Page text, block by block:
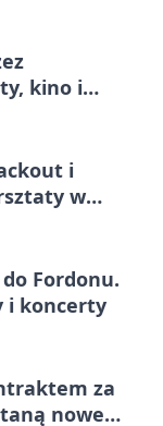
kino i
i
w
Fordonu.
i koncerty
za
nowe